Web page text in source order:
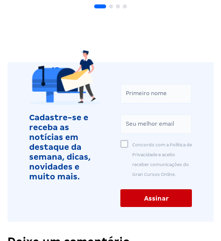
Cadastre-se e
receba as
notícias em
destaque da
semana, dicas,
novidades e
muito mais.
Concordo com a Política de
Privacidade e aceito
receber comunicações do
Gran Cursos Online.